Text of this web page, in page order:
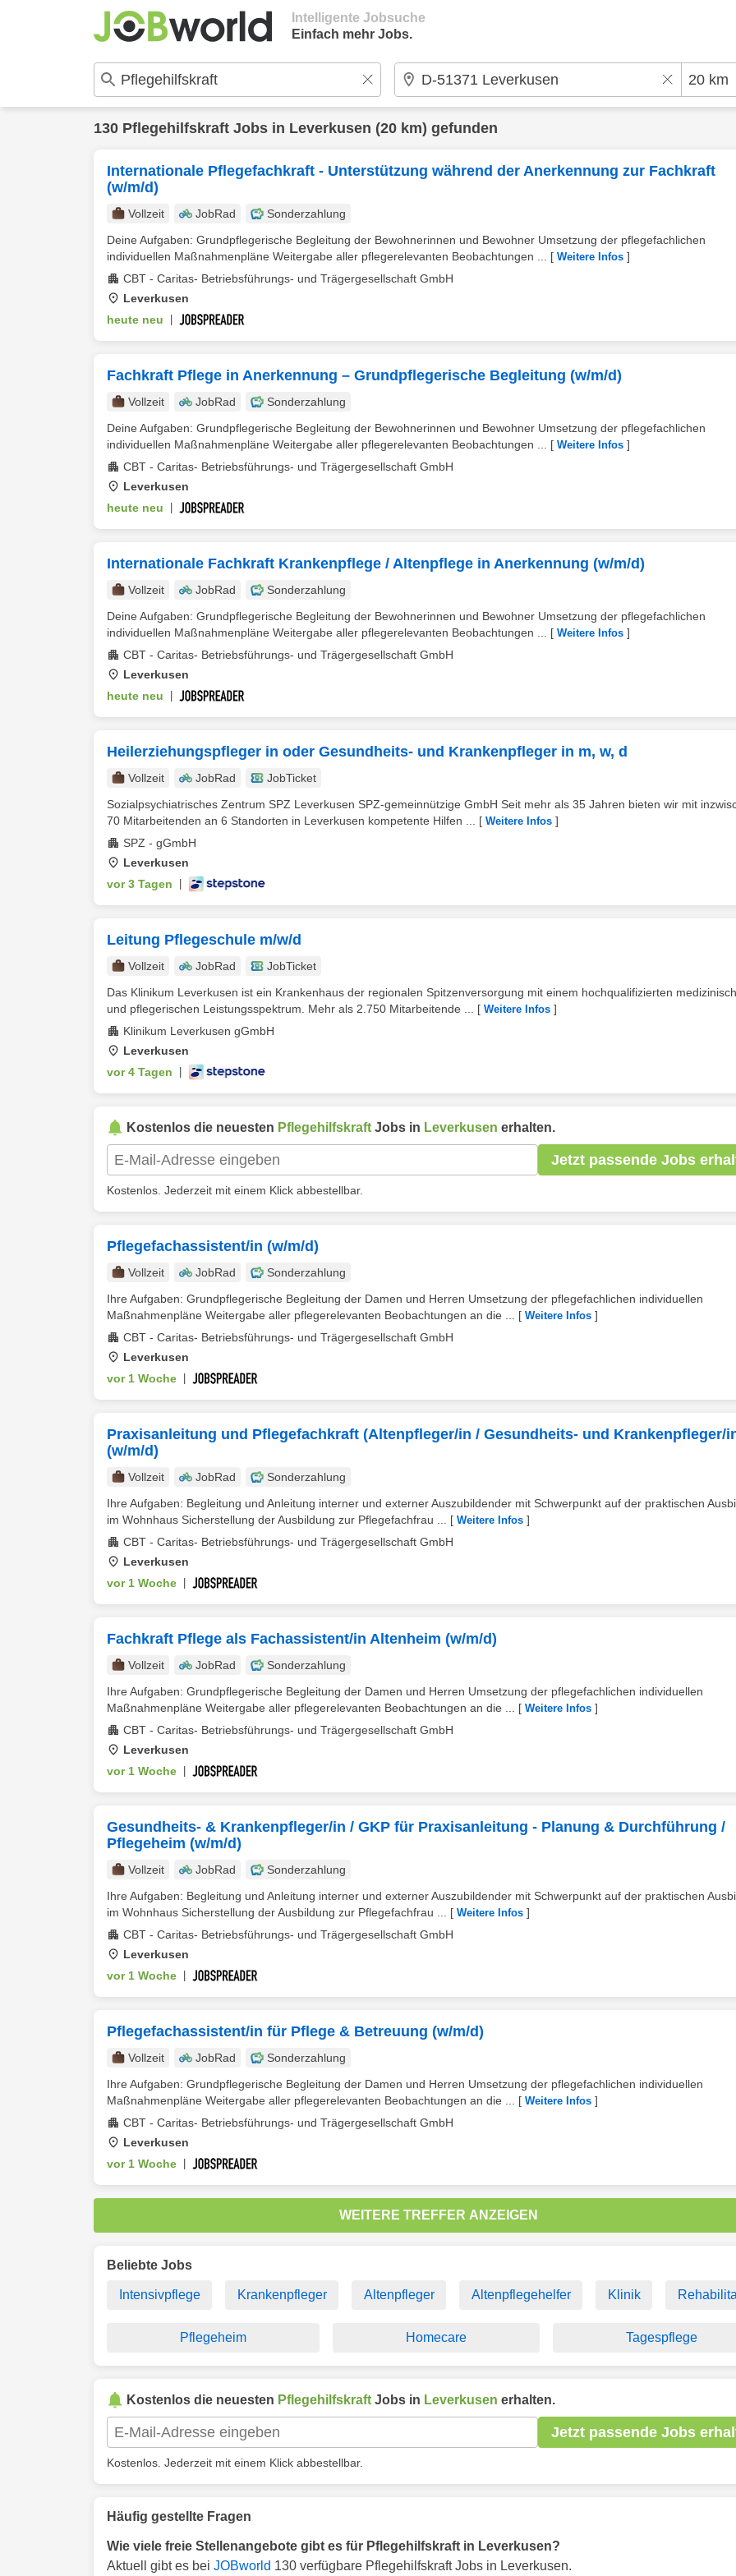
Intelligente Jobsuche
Einfach mehr Jobs.
130 Pflegehilfskraft Jobs in Leverkusen (20 km) gefunden
Internationale Pflegefachkraft - Unterstützung während der Anerkennung zur Fachkraft
(w/m/d)
Vollzeit JobRad
Sonderzahlung
Deine Aufgaben: Grundpflegerische Begleitung der Bewohnerinnen und Bewohner Umsetzung der pflegefachlichen
individuellen Maßnahmenpläne Weitergabe aller pflegerelevanten Beobachtungen ...
[ Weitere Infos ]
CBT - Caritas- Betriebsführungs- und Trägergesellschaft GmbH
Leverkusen
heute neu
Fachkraft Pflege in Anerkennung – Grundpflegerische Begleitung (w/m/d)
Vollzeit JobRad
Sonderzahlung
Deine Aufgaben: Grundpflegerische Begleitung der Bewohnerinnen und Bewohner Umsetzung der pflegefachlichen
individuellen Maßnahmenpläne Weitergabe aller pflegerelevanten Beobachtungen ...
[ Weitere Infos ]
CBT - Caritas- Betriebsführungs- und Trägergesellschaft GmbH
Leverkusen
heute neu
Internationale Fachkraft Krankenpflege / Altenpflege in Anerkennung (w/m/d)
Vollzeit JobRad
Sonderzahlung
Deine Aufgaben: Grundpflegerische Begleitung der Bewohnerinnen und Bewohner Umsetzung der pflegefachlichen
individuellen Maßnahmenpläne Weitergabe aller pflegerelevanten Beobachtungen ...
[ Weitere Infos ]
CBT - Caritas- Betriebsführungs- und Trägergesellschaft GmbH
Leverkusen
heute neu
Heilerziehungspfleger in oder Gesundheits- und Krankenpfleger in m, w, d
Vollzeit JobRad
JobTicket
Sozialpsychiatrisches Zentrum SPZ Leverkusen SPZ-gemeinnützige GmbH Seit mehr als 35 Jahren bieten wir mit
70 Mitarbeitenden an 6 Standorten in Leverkusen kompetente Hilfen ...
[ Weitere Infos ]
SPZ - gGmbH
Leverkusen
vor 3 Tagen
Leitung Pflegeschule m/w/d
Vollzeit JobRad
JobTicket
Das Klinikum Leverkusen ist ein Krankenhaus der regionalen Spitzenversorgung mit einem hochqualifizierten
und pflegerischen Leistungsspektrum. Mehr als 2.750 Mitarbeitende ...
[ Weitere Infos ]
Klinikum Leverkusen gGmbH
Leverkusen
vor 4 Tagen
Kostenlos die neuesten Pflegehilfskraft Jobs in Leverkusen erhalten.
Jetzt passende Jobs
Kostenlos. Jederzeit mit einem Klick abbestellbar.
Pflegefachassistent/in (w/m/d)
Vollzeit JobRad
Sonderzahlung
Ihre Aufgaben: Grundpflegerische Begleitung der Damen und Herren Umsetzung der pflegefachlichen individuellen
Maßnahmenpläne Weitergabe aller pflegerelevanten Beobachtungen an die ...
[ Weitere Infos ]
CBT - Caritas- Betriebsführungs- und Trägergesellschaft GmbH
Leverkusen
vor 1 Woche
Praxisanleitung und Pflegefachkraft (Altenpfleger/in / Gesundheits- und Krankenpfleger/
(w/m/d)
Vollzeit JobRad
Sonderzahlung
Ihre Aufgaben: Begleitung und Anleitung interner und externer Auszubildender mit Schwerpunkt auf der praktischen
im Wohnhaus Sicherstellung der Ausbildung zur Pflegefachfrau ...
[ Weitere Infos ]
CBT - Caritas- Betriebsführungs- und Trägergesellschaft GmbH
Leverkusen
vor 1 Woche
Fachkraft Pflege als Fachassistent/in Altenheim (w/m/d)
Vollzeit JobRad
Sonderzahlung
Ihre Aufgaben: Grundpflegerische Begleitung der Damen und Herren Umsetzung der pflegefachlichen individuellen
Maßnahmenpläne Weitergabe aller pflegerelevanten Beobachtungen an die ...
[ Weitere Infos ]
CBT - Caritas- Betriebsführungs- und Trägergesellschaft GmbH
Leverkusen
vor 1 Woche
Gesundheits- & Krankenpfleger/in / GKP für Praxisanleitung - Planung & Durchführung /
Pflegeheim (w/m/d)
Vollzeit JobRad
Sonderzahlung
Ihre Aufgaben: Begleitung und Anleitung interner und externer Auszubildender mit Schwerpunkt auf der praktischen
im Wohnhaus Sicherstellung der Ausbildung zur Pflegefachfrau ...
[ Weitere Infos ]
CBT - Caritas- Betriebsführungs- und Trägergesellschaft GmbH
Leverkusen
vor 1 Woche
Pflegefachassistent/in für Pflege & Betreuung (w/m/d)
Vollzeit JobRad
Sonderzahlung
Ihre Aufgaben: Grundpflegerische Begleitung der Damen und Herren Umsetzung der pflegefachlichen individuellen
Maßnahmenpläne Weitergabe aller pflegerelevanten Beobachtungen an die ...
[ Weitere Infos ]
CBT - Caritas- Betriebsführungs- und Trägergesellschaft GmbH
Leverkusen
vor 1 Woche
WEITERE TREFFER ANZEIGEN
Beliebte Jobs
Intensivpflege Krankenpfleger Altenpfleger Altenpflegehelfer Klinik
Pflegeheim Homecare Tagespflege
Kostenlos die neuesten Pflegehilfskraft Jobs in Leverkusen erhalten.
Jetzt passende Jobs
Kostenlos. Jederzeit mit einem Klick abbestellbar.
Häufig gestellte Fragen
Wie viele freie Stellenangebote gibt es für Pflegehilfskraft in Leverkusen?
Aktuell gibt es bei JOBworld 130 verfügbare Pflegehilfskraft Jobs in Leverkusen.